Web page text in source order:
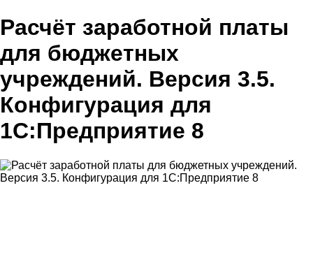
Расчёт заработной платы
для бюджетных
учреждений. Версия 3.5.
Конфигурация для
1С:Предприятие 8